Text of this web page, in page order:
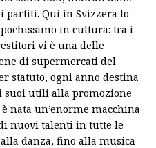
partiti. Qui in Svizzera lo
pochissimo in cultura: tra i
vi è una delle
di supermercati del
statuto, ogni anno destina
suoi utili alla promozione
nata un’enorme macchina
nuovi talenti in tutte le
danza, fino alla musica